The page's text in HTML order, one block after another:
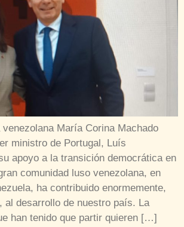
María Corina Machado
ministro de Portugal, Luís
apoyo a la transición democrática en
comunidad luso venezolana, en
ha contribuido enormemente,
al desarrollo de nuestro país. La
han tenido que partir quieren […]